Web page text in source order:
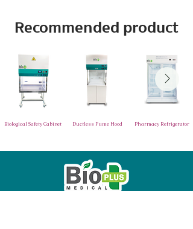
Recommended product
Biological Safety Cabinet Ductless Fume Hood Pharmacy Refrigerator